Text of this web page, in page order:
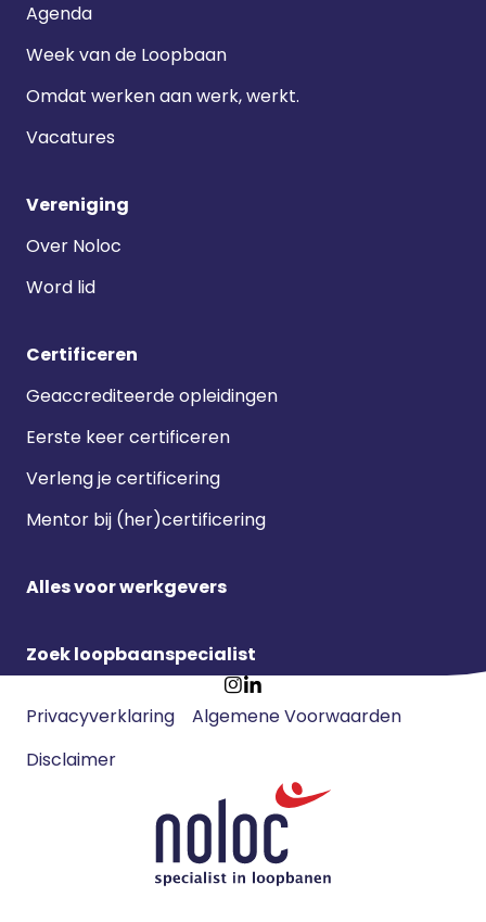
Agenda
Week van de Loopbaan
Omdat werken aan werk, werkt.
Vacatures
Vereniging
Over Noloc
Word lid
Certificeren
Geaccrediteerde opleidingen
Eerste keer certificeren
Verleng je certificering
Mentor bij (her)certificering
Alles voor werkgevers
Zoek loopbaanspecialist
GaGa
Footer
navigatie
Privacyverklaring
Algemene Voorwaarden
Disclaimer